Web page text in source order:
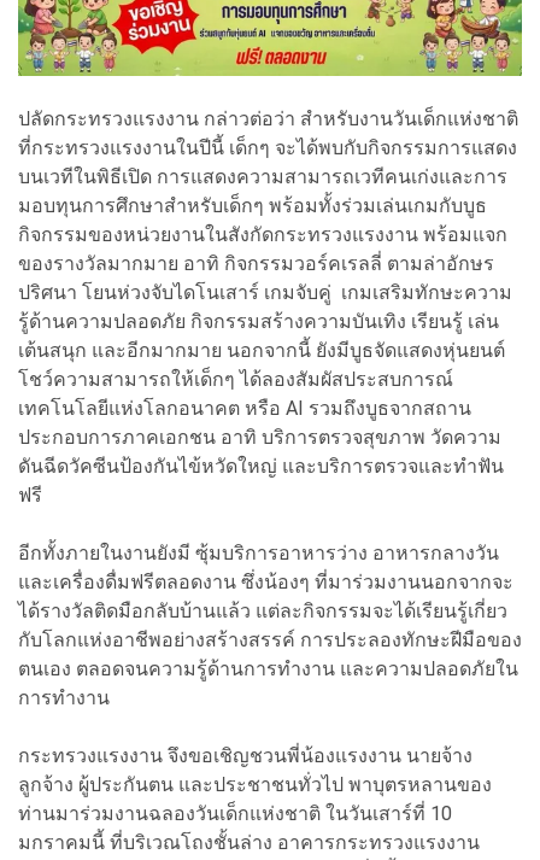
ปลัดกระทรวงแรงงาน กล่าวต่อว่า สำหรับงานวันเด็กแห่งชาติ
ที่กระทรวงแรงงานในปีนี้ เด็กๆ จะได้พบกับกิจกรรมการแสดง
บนเวทีในพิธีเปิด การแสดงความสามารถเวทีคนเก่งและการ
มอบทุนการศึกษาสำหรับเด็กๆ พร้อมทั้งร่วมเล่นเกมกับบูธ
กิจกรรมของหน่วยงานในสังกัดกระทรวงแรงงาน พร้อมแจก
ของรางวัลมากมาย อาทิ กิจกรรมวอร์คเรลลี่ ตามล่าอักษร
ปริศนา โยนห่วงจับไดโนเสาร์ เกมจับคู่ เกมเสริมทักษะความ
รู้ด้านความปลอดภัย กิจกรรมสร้างความบันเทิง เรียนรู้ เล่น
เต้นสนุก และอีกมากมาย นอกจากนี้ ยังมีบูธจัดแสดงหุ่นยนต์
โชว์ความสามารถให้เด็กๆ ได้ลองสัมผัสประสบการณ์
เทคโนโลยีแห่งโลกอนาคต หรือ AI รวมถึงบูธจากสถาน
ประกอบการภาคเอกชน อาทิ บริการตรวจสุขภาพ วัดความ
ดันฉีดวัคซีนป้องกันไข้หวัดใหญ่ และบริการตรวจและทำฟัน
ฟรี
อีกทั้งภายในงานยังมี ซุ้มบริการอาหารว่าง อาหารกลางวัน
และเครื่องดื่มฟรีตลอดงาน ซึ่งน้องๆ ที่มาร่วมงานนอกจากจะ
ได้รางวัลติดมือกลับบ้านแล้ว แต่ละกิจกรรมจะได้เรียนรู้เกี่ยว
กับโลกแห่งอาชีพอย่างสร้างสรรค์ การประลองทักษะฝีมือของ
ตนเอง ตลอดจนความรู้ด้านการทำงาน และความปลอดภัยใน
การทำงาน
กระทรวงแรงงาน จึงขอเชิญชวนพี่น้องแรงงาน นายจ้าง
ลูกจ้าง ผู้ประกันตน และประชาชนทั่วไป พาบุตรหลานของ
ท่านมาร่วมงานฉลองวันเด็กแห่งชาติ ในวันเสาร์ที่ 10
มกราคมนี้ ที่บริเวณโถงชั้นล่าง อาคารกระทรวงแรงงาน